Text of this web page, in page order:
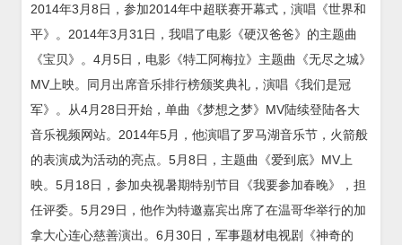
2014年3月8日，参加2014年中超联赛开幕式，演唱《世界和
平》。2014年3月31日，我唱了电影《硬汉爸爸》的主题曲
《宝贝》。4月5日，电影《特工阿梅拉》主题曲《无尽之城》
MV上映。同月出席音乐排行榜颁奖典礼，演唱《我们是冠
军》。从4月28日开始，单曲《梦想之梦》MV陆续登陆各大
音乐视频网站。2014年5月，他演唱了罗马湖音乐节，火箭般
的表演成为活动的亮点。5月8日，主题曲《爱到底》MV上
映。5月18日，参加央视暑期特别节目《我要参加春晚》，担
任评委。5月29日，他作为特邀嘉宾出席了在温哥华举行的加
拿大心连心慈善演出。6月30日，军事题材电视剧《神奇的